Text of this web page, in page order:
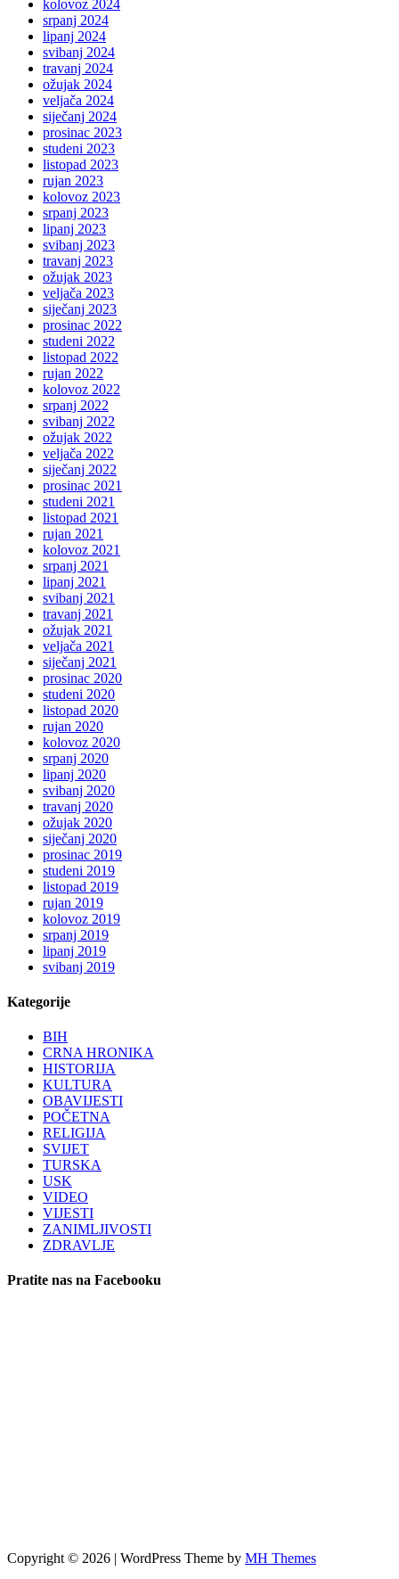
kolovoz 2024
srpanj 2024
lipanj 2024
svibanj 2024
travanj 2024
ožujak 2024
veljača 2024
siječanj 2024
prosinac 2023
studeni 2023
listopad 2023
rujan 2023
kolovoz 2023
srpanj 2023
lipanj 2023
svibanj 2023
travanj 2023
ožujak 2023
veljača 2023
siječanj 2023
prosinac 2022
studeni 2022
listopad 2022
rujan 2022
kolovoz 2022
srpanj 2022
svibanj 2022
ožujak 2022
veljača 2022
siječanj 2022
prosinac 2021
studeni 2021
listopad 2021
rujan 2021
kolovoz 2021
srpanj 2021
lipanj 2021
svibanj 2021
travanj 2021
ožujak 2021
veljača 2021
siječanj 2021
prosinac 2020
studeni 2020
listopad 2020
rujan 2020
kolovoz 2020
srpanj 2020
lipanj 2020
svibanj 2020
travanj 2020
ožujak 2020
siječanj 2020
prosinac 2019
studeni 2019
listopad 2019
rujan 2019
kolovoz 2019
srpanj 2019
lipanj 2019
svibanj 2019
Kategorije
BIH
CRNA HRONIKA
HISTORIJA
KULTURA
OBAVIJESTI
POČETNA
RELIGIJA
SVIJET
TURSKA
USK
VIDEO
VIJESTI
ZANIMLJIVOSTI
ZDRAVLJE
Pratite nas na Facebooku
Copyright © 2026 | WordPress Theme by MH Themes